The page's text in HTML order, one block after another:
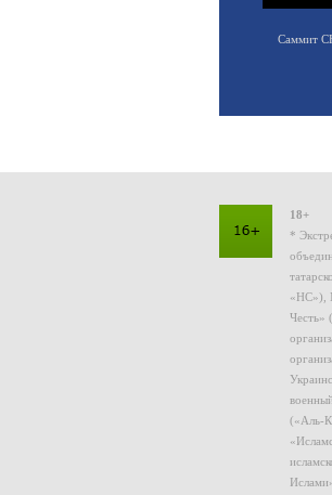
Саммит
18+
*
«НС»),
Честь»
(«Аль-